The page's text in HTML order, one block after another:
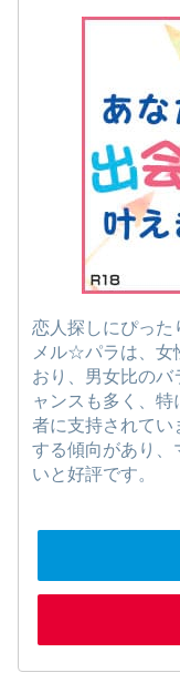
恋人探しにぴった
メル☆パラは、女
おり、男女比のバ
ャンスも多く、特
者に支持されてい
する傾向があり、
いと好評です。